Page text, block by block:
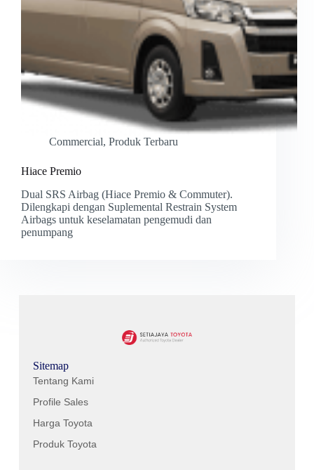
Commercial, Produk Terbaru
Hiace Premio
Dual SRS Airbag (Hiace Premio & Commuter).
Dilengkapi dengan Suplemental Restrain System
Airbags untuk keselamatan pengemudi dan
penumpang
Sitemap
Tentang Kami
Profile Sales
Harga Toyota
Produk Toyota